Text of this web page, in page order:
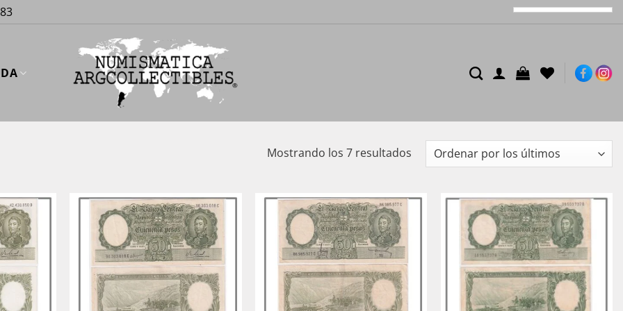
Mostrando los 7 resultadosOrdenado
por
últimos